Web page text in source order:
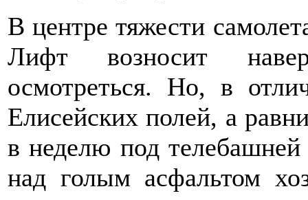
В центре тяжести
Лифт возносит
осмотреться. Но, в
Елисейских полей, а
в неделю под
над голым асфальтом